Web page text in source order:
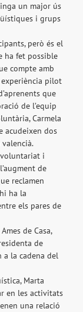
un major ús
i grups
però és el
ha fet possible
compte amb
experiència pilot
que
de l’equip
Carmela
acudeixen dos
i
de
reclamen
ha la
els pares de
de Casa,
de
a la cadena del
Marta
en les activitats
una relació